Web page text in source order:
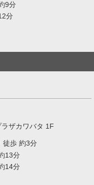
9分
分
ザカワバタ 1F
徒歩 約3分
13分
14分